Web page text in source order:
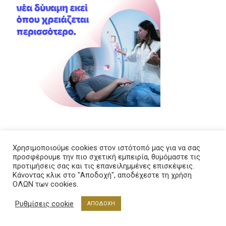
Χρησιμοποιούμε cookies στον ιστότοπό μας για να σας
προσφέρουμε την πιο σχετική εμπειρία, θυμόμαστε τις
προτιμήσεις σας και τις επανειλημμένες επισκέψεις.
Κάνοντας κλικ στο "Αποδοχή", αποδέχεστε τη χρήση
ΟΛΩΝ των cookies.
Ρυθμίσεις cookie ΑΠΟΔΟΧΗ